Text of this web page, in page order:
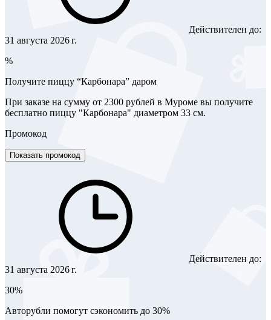
Действителен до:
31 августа 2026 г.
%
Получите пиццу “Карбонара” даром
При заказе на сумму от 2300 рублей в Муроме вы получите
бесплатно пиццу "Карбонара" диаметром 33 см.
Промокод
Показать промокод
Действителен до:
31 августа 2026 г.
30%
Авторубли помогут сэкономить до 30%